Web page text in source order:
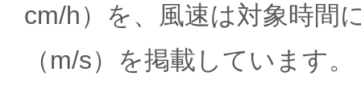
cm/h）を、風速は対象時間
（m/s）を掲載しています。